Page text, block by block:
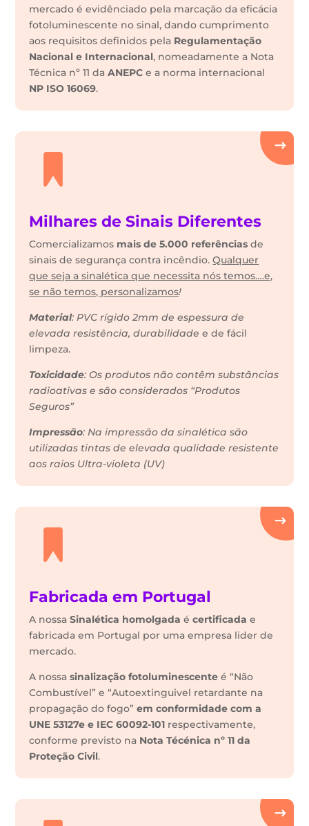
mercado é evidênciado pela marcação da eficácia
fotoluminescente no sinal, dando cumprimento
aos requisitos definidos pela Regulamentação
Nacional e Internacional, nomeadamente a Nota
Técnica nº 11 daANEPC e a norma internacional
NP ISO 16069.
Milhares de Sinais Diferentes
Comercializamos mais de 5.000 referências de
sinais de segurança contra incêndio.Qualquer
que seja a sinalética que necessita nós temos….e,
se não temos, personalizamos!
Material: PVC rígido 2mm de espessura de
elevada resistência, durabilidadee de fácil
limpeza.
Toxicidade: Os produtos não contêm substâncias
radioativas e são considerados “Produtos
Seguros”
Impressão: Na impressão da sinalética são
utilizadas tintas de elevada qualidade resistente
aos raios Ultra-violeta (UV)
Fabricada em Portugal
A nossaSinalética homolgada écertificada e
fabricada em Portugal por uma empresa lider de
mercado.
A nossasinalização fotoluminescente é “Não
Combustível” e “Autoextinguivel retardante na
propagação do fogo”em conformidade com a
UNE 53127e e IEC 60092-101 respectivamente,
conforme previsto na Nota Técénica nº 11 da
Proteção Civil.